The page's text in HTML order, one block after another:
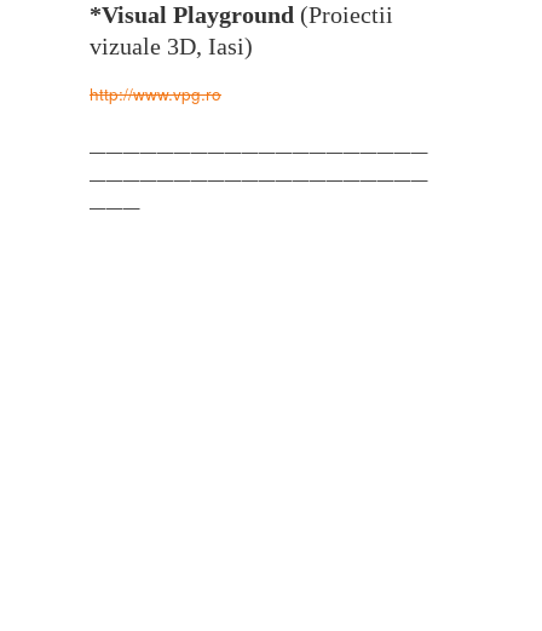
*Visual Playground (Proiectii
vizuale 3D, Iasi)
http://www.vpg.ro
————————————————————
————————————————————
———